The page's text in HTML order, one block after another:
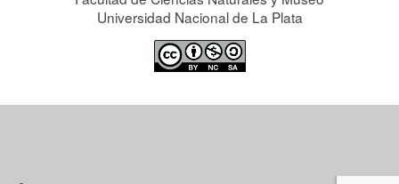
Universidad Nacional de La Plata